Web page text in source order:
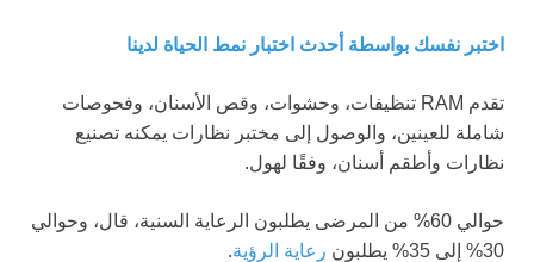
اختبر نفسك بواسطة أحدث اختبار نمط الحياة لدينا
تقدم RAM تنظيفات، وحشوات، وقص الأسنان، وفحوصات
شاملة للعينين، والوصول إلى مختبر نظارات يمكنه تصنيع
نظارات وأطقم أسنان، وفقًا لهول.
حوالي 60% من المرضى يطلبون الرعاية السنية، قال، وحوالي
30% إلى 35% يطلبون
رعاية الرؤية.